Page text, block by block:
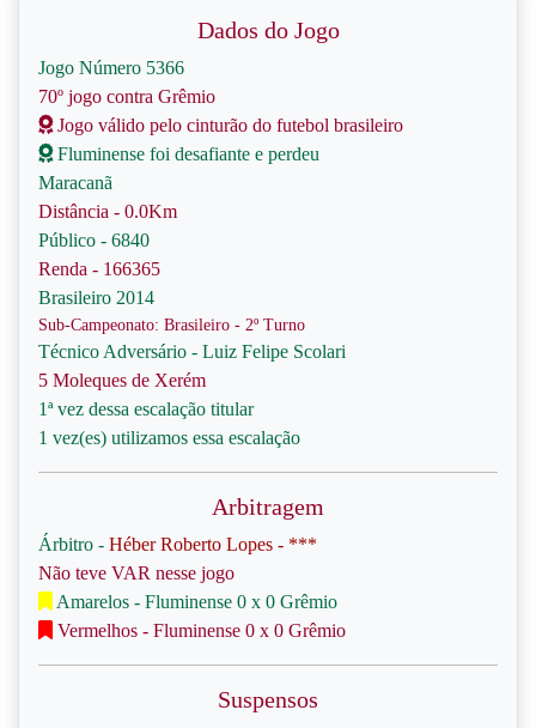
Dados do Jogo
Jogo Número 5366
70º jogo contra Grêmio
Jogo válido pelo cinturão do futebol brasileiro
Fluminense foi desafiante e perdeu
Maracanã
Distância - 0.0Km
Público - 6840
Renda - 166365
Brasileiro 2014
Sub-Campeonato: Brasileiro - 2º Turno
Técnico Adversário - Luiz Felipe Scolari
5 Moleques de Xerém
1ª vez dessa escalação titular
1 vez(es) utilizamos essa escalação
Arbitragem
Árbitro - Héber Roberto Lopes - ***
Não teve VAR nesse jogo
Amarelos - Fluminense 0 x 0 Grêmio
Vermelhos - Fluminense 0 x 0 Grêmio
Suspensos